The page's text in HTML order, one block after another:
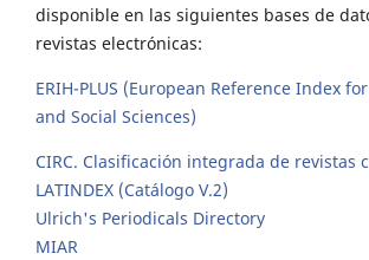
disponible en las siguientes bases de
revistas electrónicas:
ERIH-PLUS (European Reference Index
and Social Sciences)
CIRC. Clasificación integrada de revistas
LATINDEX (Catálogo V.2)
Ulrich's Periodicals Directory
MIAR